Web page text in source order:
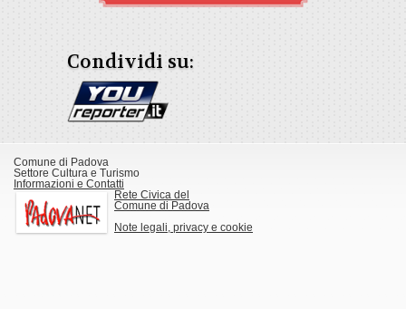
Condividi su:
Comune di Padova
Settore Cultura e Turismo
Informazioni e Contatti
Rete Civica del
Comune di Padova
Note legali, privacy e cookie